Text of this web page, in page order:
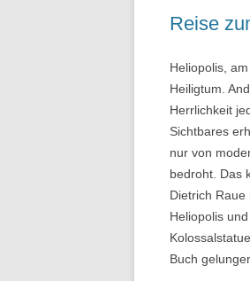
Reise
Heliopolis,
Heiligtum.
Herrlichkeit
Sichtbares
nur von
bedroht. Das
Dietrich Raue
Heliopolis
Buch